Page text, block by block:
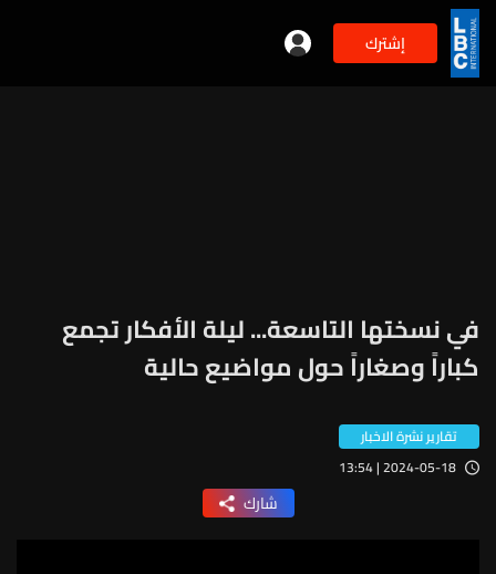
إشترك
في نسختها التاسعة... ليلة الأفكار تجمع
كباراً وصغاراً حول مواضيع حالية
تقارير نشرة الاخبار
2024-05-18 | 13:54
شارك